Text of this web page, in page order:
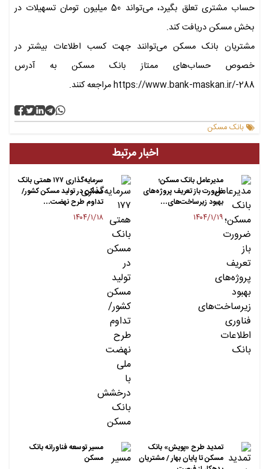
حساب مشتری تعلق بگیرد، می‌تواند 50 میلیون تومان تسهیلات در
بخش مسکن دریافت کند.
مشتریان بانک مسکن می‌توانند جهت کسب اطلاعات بیشتر در
خصوص حساب‌های ممتاز بانک مسکن به آدرس
https://www.bank-maskan.ir/-288 مراجعه کنند.
بانک مسکن
اخبار مرتبط
مدیرعامل بانک مسکن؛
ضرورت باز تعریف پروژه‌های
بهبود زیرساخت‌های…
۱۴۰۴/۱/۱۹
سرمایه‌گذاری ۱۷۷ همتی بانک
مسکن در تولید مسکن کشور/
تداوم طرح نهضت…
۱۴۰۴/۱/۱۸
تمدید طرح «پویش» بانک
مسکن تا پایان بهار / مشتریان
مسیر توسعه فناورانه بانک
مسکن